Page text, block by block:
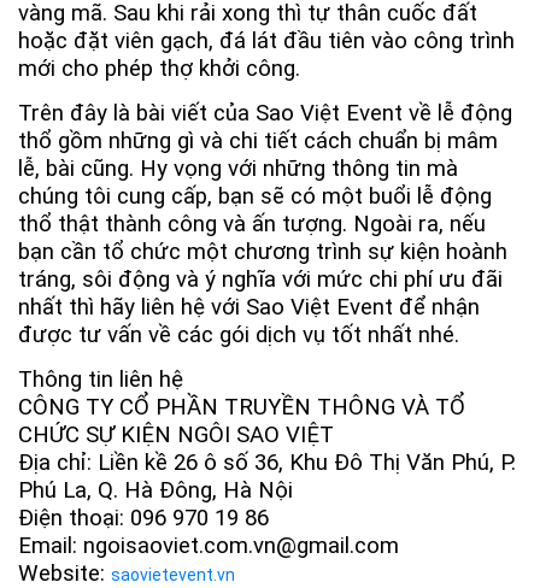
vàng mã. Sau khi rải xong thì tự thân cuốc đất
hoặc đặt viên gạch, đá lát đầu tiên vào công trình
mới cho phép thợ khởi công.
Trên đây là bài viết của Sao Việt Event về lễ động
thổ gồm những gì và chi tiết cách chuẩn bị mâm
lễ, bài cũng. Hy vọng với những thông tin mà
chúng tôi cung cấp, bạn sẽ có một buổi lễ động
thổ thật thành công và ấn tượng. Ngoài ra, nếu
bạn cần tổ chức một chương trình sự kiện hoành
tráng, sôi động và ý nghĩa với mức chi phí ưu đãi
nhất thì hãy liên hệ với Sao Việt Event để nhận
được tư vấn về các gói dịch vụ tốt nhất nhé.
Thông tin liên hệ
CÔNG TY CỔ PHẦN TRUYỀN THÔNG VÀ TỔ
CHỨC SỰ KIỆN NGÔI SAO VIỆT
Địa chỉ: Liền kề 26 ô số 36, Khu Đô Thị Văn Phú, P.
Phú La, Q. Hà Đông, Hà Nội
Điện thoại: 096 970 19 86
Email: ngoisaoviet.com.vn@gmail.com
Website: saovietevent.vn